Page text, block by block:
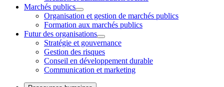
Marchés publics
Organisation et gestion de marchés publics
Formation aux marchés publics
Futur des organisations
Stratégie et gouvernance
Gestion des risques
Conseil en développement durable
Communication et marketing